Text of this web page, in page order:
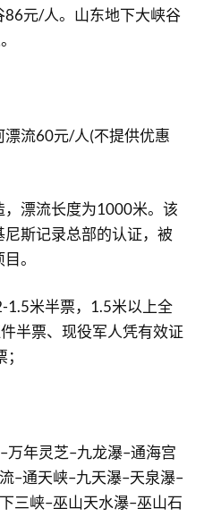
86元/人。山东地下大峡谷
流60元/人(不提供优惠
漂流长度为1000米。该
斯记录总部的认证，被
。
米半票，1.5米以上全
半票、现役军人凭有效证
万年灵芝–九龙瀑–通海宫
–通天峡–九天瀑–天泉瀑–
三峡–巫山天水瀑–巫山石